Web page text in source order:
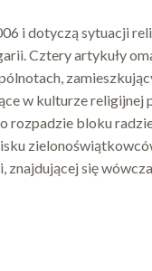
i dotyczą sytuacji
Cztery artykuły
w kulturze religijnej
rozpadzie bloku
znajdującej się